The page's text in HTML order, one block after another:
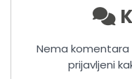
Nema komentara
prijavljeni